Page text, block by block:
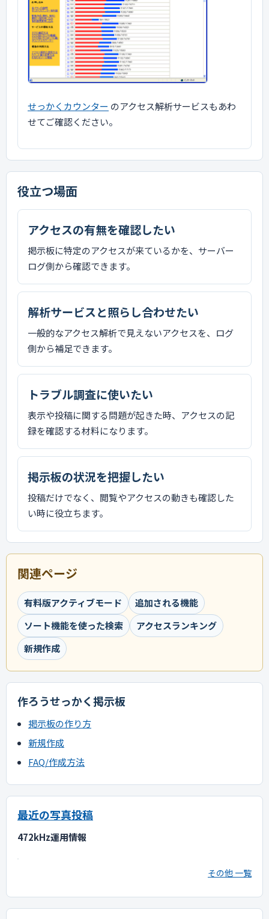
せっかくカウンター のアクセス解析サービスもあわ
せてご確認ください。
役立つ場面
アクセスの有無を確認したい
掲示板に特定のアクセスが来ているかを、サーバー
ログ側から確認できます。
解析サービスと照らし合わせたい
一般的なアクセス解析で見えないアクセスを、ログ
側から補足できます。
トラブル調査に使いたい
表示や投稿に関する問題が起きた時、アクセスの記
録を確認する材料になります。
掲示板の状況を把握したい
投稿だけでなく、閲覧やアクセスの動きも確認した
い時に役立ちます。
関連ページ
有料版アクティブモード
追加される機能
ソート機能を使った検索
アクセスランキング
新規作成
作ろうせっかく掲示板
掲示板の作り方
新規作成
FAQ/作成方法
最近の写真投稿
472kHz運用情報
その他 一覧